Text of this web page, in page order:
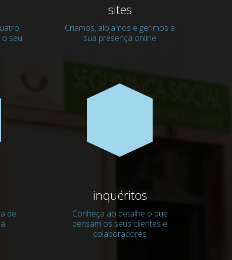
seu
sites
Criamos, alojamos e gerimos a
sua presença online
de
inquéritos
Conheça ao detalhe o que
pensam os seus clientes e
colaboradores